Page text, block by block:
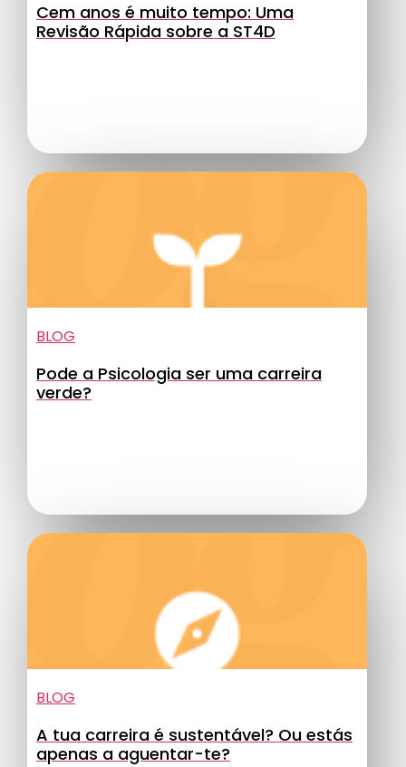
Cem anos é muito tempo: Uma
Revisão Rápida sobre a ST4D
BLOG
Pode a Psicologia ser uma carreira
verde?
BLOG
A tua carreira é sustentável? Ou estás
apenas a aguentar-te?